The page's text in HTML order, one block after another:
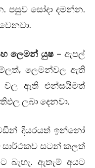
පසුව සෝදා දමන්න.
ලෙමන් යුෂ– ඇපල්
ලෙමන්වල ඇති
වල ඇති එන්සයිමත්
ලබා දෙනවා.
දියරයත් ඉන්නෝ
සටන් කලත්
බැහැ. ඇතැම් අයට